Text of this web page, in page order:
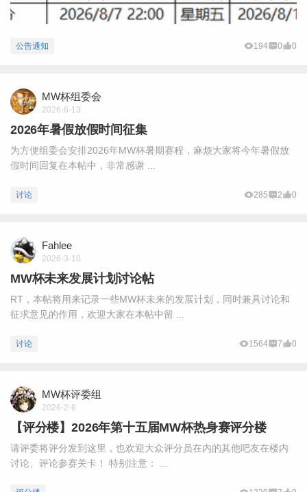
公告通知 194 0 0
MW杯组委会
2026-6-13
2026年暑假放假时间征集
为方便组委会安排2026年MW杯暑期赛程，麻烦大家将今年暑假放
假时间回复在本帖中，非常感谢 ...
讨论 285 2 0
Fahlee
2026-3-10
MW杯未来发展计划讨论帖
RT，本帖将用来记录一些MW杯未来的发展计划，同时兼具讨论和
征求意见的作用，欢迎大家在本帖中留 ...
讨论 1564 7 0
MW杯评委组
2026-2-6
【评分楼】2026年第十五届MW杯热身赛评分楼
请评委将评分发到这里，也欢迎大众评分员在内的其他吧友在楼内
讨论、评论参赛关卡！ 特别注意： ...